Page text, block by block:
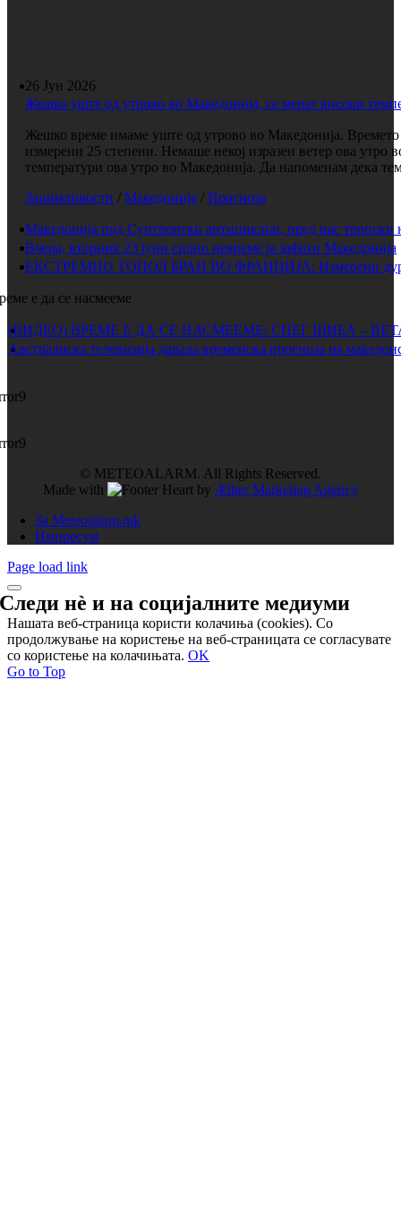
26 Јун 2026
Жешко уште од утрово во Македонија, се мерат високи
Жешко време имаме уште од утрово во Македонија. Времето
измерени 25 степени. Немаше некој изразен ветер ова
температури ова утро во Македонија. Да напоменам дека
Занимливости / Македонија / Прогноза
Македонија под Суптропски антициклон, пред нас тропски
Вчера, вторник 23 јуни силно невреме ја зафати Македонија
ЕКСТРЕМНО ТОПОЛ БРАН ВО ФРАНЦИЈА: Измерени дури
е да се насмееме
(ВИДЕО) ВРЕМЕ Е ДА СЕ НАСМЕЕМЕ: СНЕГ ШИБА –
Австралиска телевизија давала временска прогноза на
© METEOALARM. All Rights Reserved.
Made with
by Æther Marketing Agency
За Meteoalarm.mk
Импресум
Page load link
Следи нѐ и насоцијалните медиуми
Нашата веб-страница користи колачиња (cookies). Со
продолжување на користење на веб-страницата се согласувате
со користење на колачињата. OK
Go to Top